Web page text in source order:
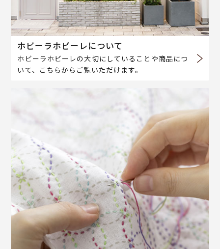
ホビーラホビーレについて
ホビーラホビーレの大切にしていることや商品につ
いて、こちらからご覧いただけます。